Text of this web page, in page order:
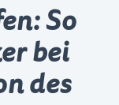
So
bei
des